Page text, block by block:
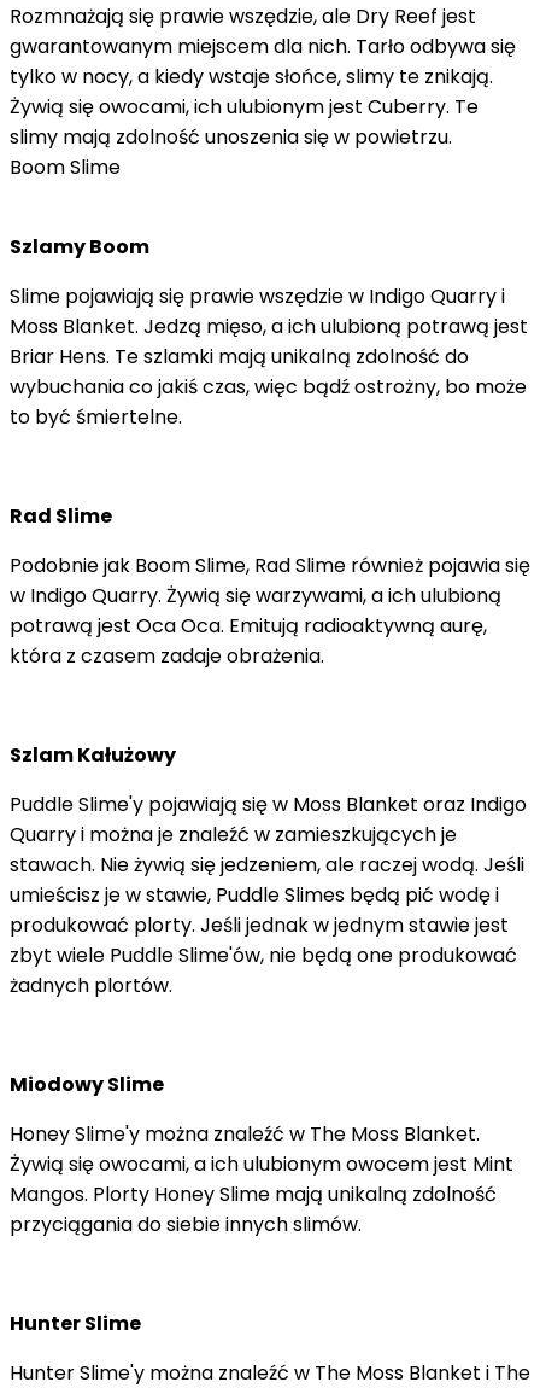
Rozmnażają się prawie wszędzie, ale Dry Reef jest
gwarantowanym miejscem dla nich. Tarło odbywa się
tylko w nocy, a kiedy wstaje słońce, slimy te znikają.
Żywią się owocami, ich ulubionym jest Cuberry. Te
slimy mają zdolność unoszenia się w powietrzu.
Boom Slime
Szlamy Boom
Slime pojawiają się prawie wszędzie w Indigo Quarry i
Moss Blanket. Jedzą mięso, a ich ulubioną potrawą jest
Briar Hens. Te szlamki mają unikalną zdolność do
wybuchania co jakiś czas, więc bądź ostrożny, bo może
to być śmiertelne.
Rad Slime
Podobnie jak Boom Slime, Rad Slime również pojawia się
w Indigo Quarry. Żywią się warzywami, a ich ulubioną
potrawą jest Oca Oca. Emitują radioaktywną aurę,
która z czasem zadaje obrażenia.
Szlam Kałużowy
Puddle Slime'y pojawiają się w Moss Blanket oraz Indigo
Quarry i można je znaleźć w zamieszkujących je
stawach. Nie żywią się jedzeniem, ale raczej wodą. Jeśli
umieścisz je w stawie, Puddle Slimes będą pić wodę i
produkować plorty. Jeśli jednak w jednym stawie jest
zbyt wiele Puddle Slime'ów, nie będą one produkować
żadnych plortów.
Miodowy Slime
Honey Slime'y można znaleźć w The Moss Blanket.
Żywią się owocami, a ich ulubionym owocem jest Mint
Mangos. Plorty Honey Slime mają unikalną zdolność
przyciągania do siebie innych slimów.
Hunter Slime
Hunter Slime'y można znaleźć w The Moss Blanket i The